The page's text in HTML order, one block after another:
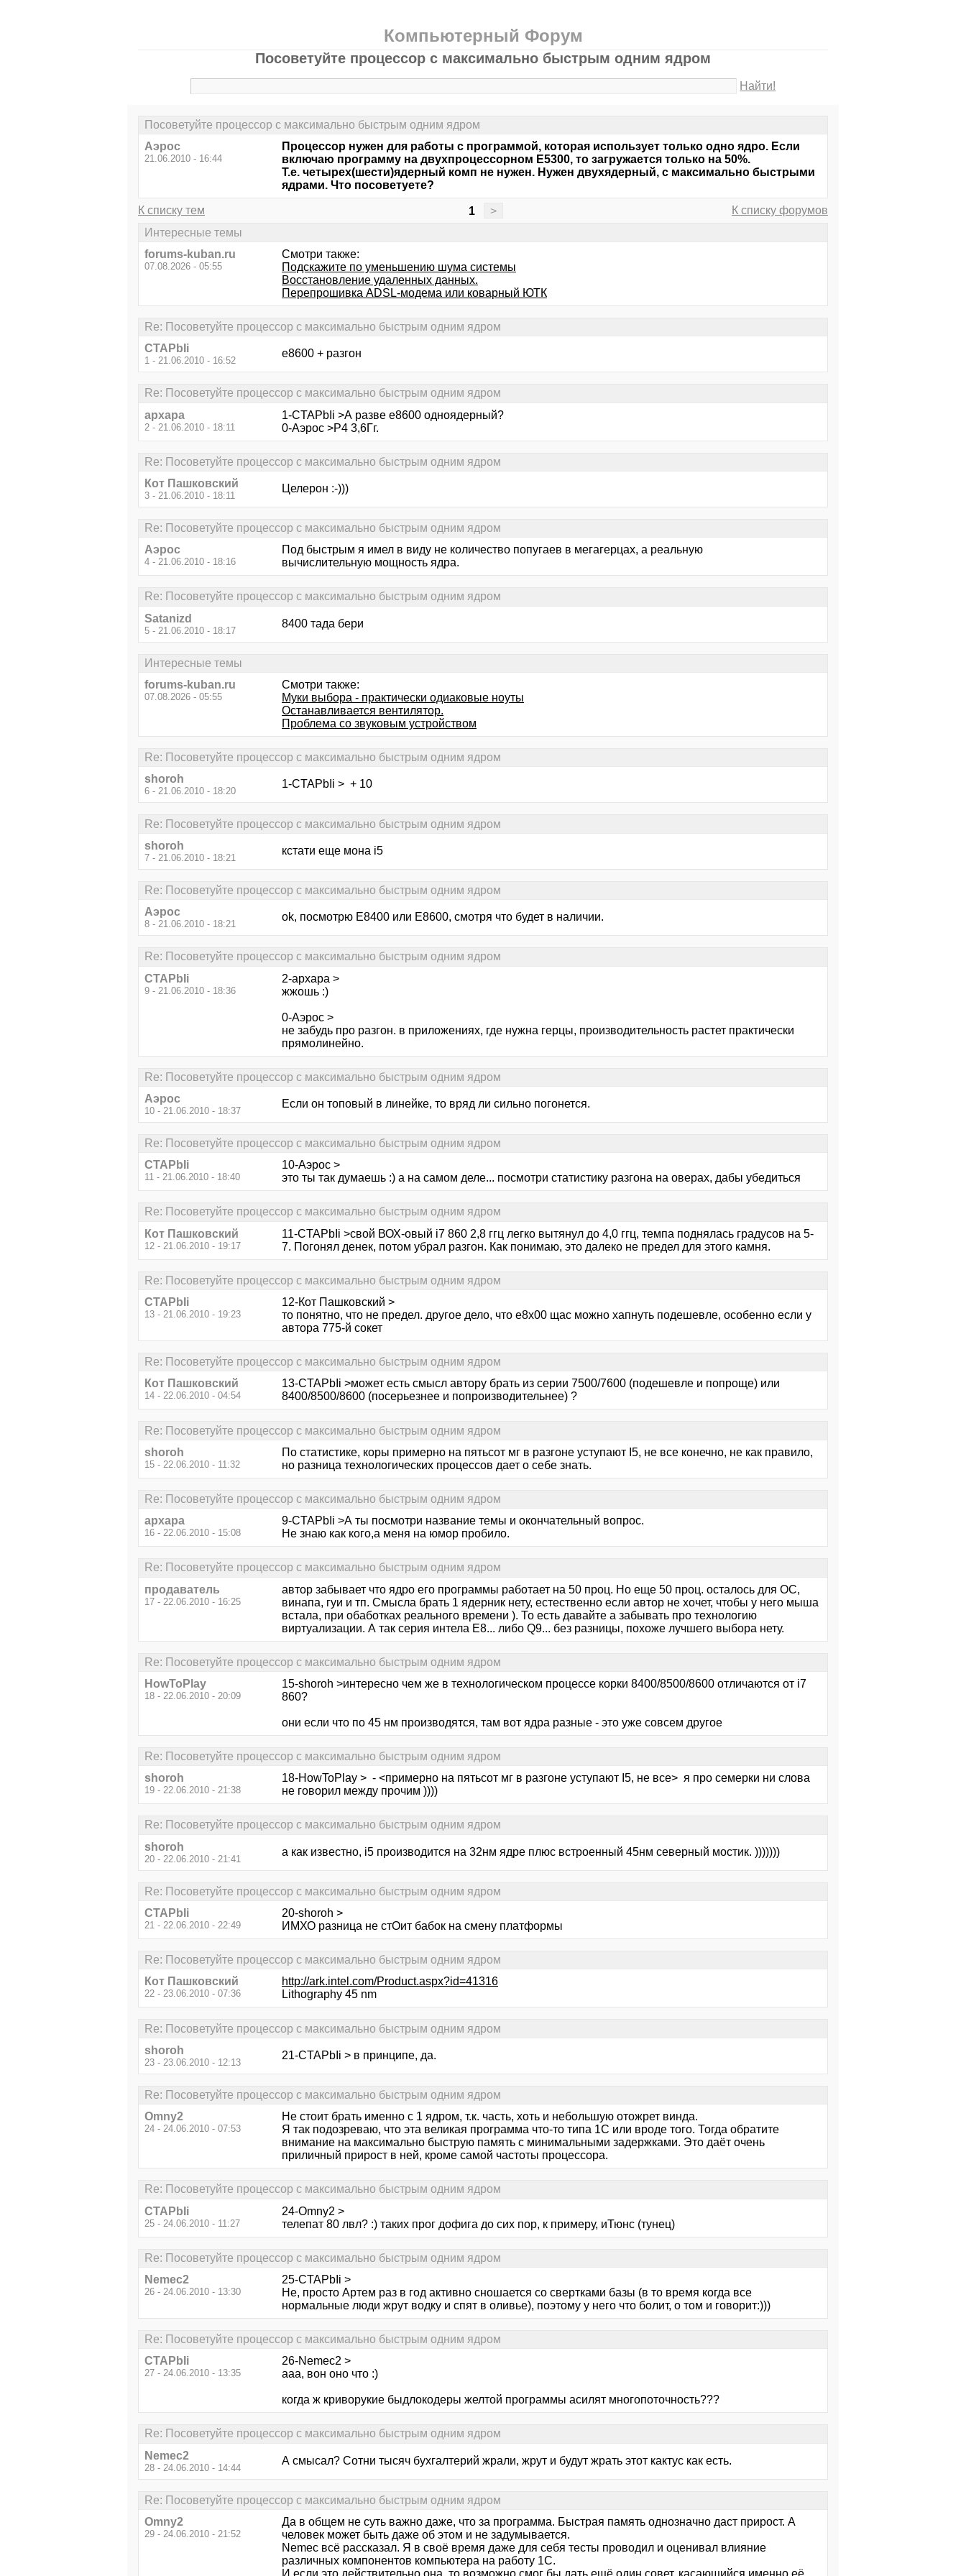
Компьютерный Форум
Посоветуйте процессор с максимально быстрым одним ядром
Найти!
Посоветуйте процессор с максимально быстрым одним ядром
Аэрос
21.06.2010 - 16:44
Процессор нужен для работы с программой, которая использует только одно ядро. Если
включаю программу на двухпроцессорном E5300, то загружается только на 50%.
Т.е. четырех(шести)ядерный комп не нужен. Нужен двухядерный, с максимально быстрыми
ядрами. Что посоветуете?
К списку тем 1 >
К списку форумов
Интересные темы
forums-kuban.ru
07.08.2026 - 05:55
Смотри также:
Подскажите по уменьшению шума системы
Восстановление удаленных данных.
Перепрошивка ADSL-модема или коварный ЮТК
Re: Посоветуйте процессор с максимально быстрым одним ядром
CTAPbIi
1 - 21.06.2010 - 16:52
е8600 + разгон
Re: Посоветуйте процессор с максимально быстрым одним ядром
архара
2 - 21.06.2010 - 18:11
1-CTAPbIi >А разве е8600 одноядерный?
0-Аэрос >Р4 3,6Гг.
Re: Посоветуйте процессор с максимально быстрым одним ядром
Кот Пашковский
3 - 21.06.2010 - 18:11
Целерон :-)))
Re: Посоветуйте процессор с максимально быстрым одним ядром
Аэрос
4 - 21.06.2010 - 18:16
Под быстрым я имел в виду не количество попугаев в мегагерцах, а реальную
вычислительную мощность ядра.
Re: Посоветуйте процессор с максимально быстрым одним ядром
Satanizd
5 - 21.06.2010 - 18:17
8400 тада бери
Интересные темы
forums-kuban.ru
07.08.2026 - 05:55
Смотри также:
Муки выбора - практически одиаковые ноуты
Останавливается вентилятор.
Проблема со звуковым устройством
Re: Посоветуйте процессор с максимально быстрым одним ядром
shoroh
6 - 21.06.2010 - 18:20
1-CTAPbIi > + 10
Re: Посоветуйте процессор с максимально быстрым одним ядром
shoroh
7 - 21.06.2010 - 18:21
кстати еще мона i5
Re: Посоветуйте процессор с максимально быстрым одним ядром
Аэрос
8 - 21.06.2010 - 18:21
ok, посмотрю E8400 или E8600, смотря что будет в наличии.
Re: Посоветуйте процессор с максимально быстрым одним ядром
CTAPbIi
9 - 21.06.2010 - 18:36
2-архара >
жжошь :)
0-Аэрос >
не забудь про разгон. в приложениях, где нужна герцы, производительность растет практически
прямолинейно.
Re: Посоветуйте процессор с максимально быстрым одним ядром
Аэрос
10 - 21.06.2010 - 18:37
Если он топовый в линейке, то вряд ли сильно погонется.
Re: Посоветуйте процессор с максимально быстрым одним ядром
CTAPbIi
11 - 21.06.2010 - 18:40
10-Аэрос >
это ты так думаешь :) а на самом деле... посмотри статистику разгона на оверах, дабы убедиться
Re: Посоветуйте процессор с максимально быстрым одним ядром
Кот Пашковский
12 - 21.06.2010 - 19:17
11-CTAPbIi >свой ВОХ-овый i7 860 2,8 ггц легко вытянул до 4,0 ггц, темпа поднялась градусов на 5-
7. Погонял денек, потом убрал разгон. Как понимаю, это далеко не предел для этого камня.
Re: Посоветуйте процессор с максимально быстрым одним ядром
CTAPbIi
13 - 21.06.2010 - 19:23
12-Кот Пашковский >
то понятно, что не предел. другое дело, что е8х00 щас можно хапнуть подешевле, особенно если у
автора 775-й сокет
Re: Посоветуйте процессор с максимально быстрым одним ядром
Кот Пашковский
14 - 22.06.2010 - 04:54
13-CTAPbIi >может есть смысл автору брать из серии 7500/7600 (подешевле и попроще) или
8400/8500/8600 (посерьезнее и попроизводительнее) ?
Re: Посоветуйте процессор с максимально быстрым одним ядром
shoroh
15 - 22.06.2010 - 11:32
По статистике, коры примерно на пятьсот мг в разгоне уступают I5, не все конечно, не как правило,
но разница технологических процессов дает о себе знать.
Re: Посоветуйте процессор с максимально быстрым одним ядром
архара
16 - 22.06.2010 - 15:08
9-CTAPbIi >А ты посмотри название темы и окончательный вопрос.
Не знаю как кого,а меня на юмор пробило.
Re: Посоветуйте процессор с максимально быстрым одним ядром
продаватель
17 - 22.06.2010 - 16:25
автор забывает что ядро его программы работает на 50 проц. Но еще 50 проц. осталось для ОС,
винапа, гуи и тп. Смысла брать 1 ядерник нету, естественно если автор не хочет, чтобы у него мыша
встала, при обаботках реального времени ). То есть давайте а забывать про технологию
виртуализации. А так серия интела E8... либо Q9... без разницы, похоже лучшего выбора нету.
Re: Посоветуйте процессор с максимально быстрым одним ядром
HowToPlay
18 - 22.06.2010 - 20:09
15-shoroh >интересно чем же в технологическом процессе корки 8400/8500/8600 отличаются от i7
860?
они если что по 45 нм производятся, там вот ядра разные - это уже совсем другое
Re: Посоветуйте процессор с максимально быстрым одним ядром
shoroh
19 - 22.06.2010 - 21:38
18-HowToPlay > - <примерно на пятьсот мг в разгоне уступают I5, не все> я про семерки ни слова
не говорил между прочим ))))
Re: Посоветуйте процессор с максимально быстрым одним ядром
shoroh
20 - 22.06.2010 - 21:41
а как известно, i5 производится на 32нм ядре плюс встроенный 45нм северный мостик. )))))))
Re: Посоветуйте процессор с максимально быстрым одним ядром
CTAPbIi
21 - 22.06.2010 - 22:49
20-shoroh >
ИМХО разница не стОит бабок на смену платформы
Re: Посоветуйте процессор с максимально быстрым одним ядром
Кот Пашковский
22 - 23.06.2010 - 07:36
http://ark.intel.com/Product.aspx?id=41316
Lithography 45 nm
Re: Посоветуйте процессор с максимально быстрым одним ядром
shoroh
23 - 23.06.2010 - 12:13
21-CTAPbIi > в принципе, да.
Re: Посоветуйте процессор с максимально быстрым одним ядром
Omny2
24 - 24.06.2010 - 07:53
Не стоит брать именно с 1 ядром, т.к. часть, хоть и небольшую отожрет винда.
Я так подозреваю, что эта великая программа что-то типа 1С или вроде того. Тогда обратите
внимание на максимально быструю память с минимальными задержками. Это даёт очень
приличный прирост в ней, кроме самой частоты процессора.
Re: Посоветуйте процессор с максимально быстрым одним ядром
CTAPbIi
25 - 24.06.2010 - 11:27
24-Omny2 >
телепат 80 лвл? :) таких прог дофига до сих пор, к примеру, иТюнс (тунец)
Re: Посоветуйте процессор с максимально быстрым одним ядром
Nemec2
26 - 24.06.2010 - 13:30
25-CTAPbIi >
Не, просто Артем раз в год активно сношается со свертками базы (в то время когда все
нормальные люди жрут водку и спят в оливье), поэтому у него что болит, о том и говорит:)))
Re: Посоветуйте процессор с максимально быстрым одним ядром
CTAPbIi
27 - 24.06.2010 - 13:35
26-Nemec2 >
ааа, вон оно что :)
когда ж криворукие быдлокодеры желтой программы асилят многопоточность???
Re: Посоветуйте процессор с максимально быстрым одним ядром
Nemec2
28 - 24.06.2010 - 14:44
А смысал? Сотни тысяч бухгалтерий жрали, жрут и будут жрать этот кактус как есть.
Re: Посоветуйте процессор с максимально быстрым одним ядром
Omny2
29 - 24.06.2010 - 21:52
Да в общем не суть важно даже, что за программа. Быстрая память однозначно даст прирост. А
человек может быть даже об этом и не задумывается.
Nemec всё рассказал. Я в своё время даже для себя тесты проводил и оценивал влияние
различных компонентов компьютера на работу 1С.
И если это действительно она, то возможно смог бы дать ещё один совет, касающийся именно её.